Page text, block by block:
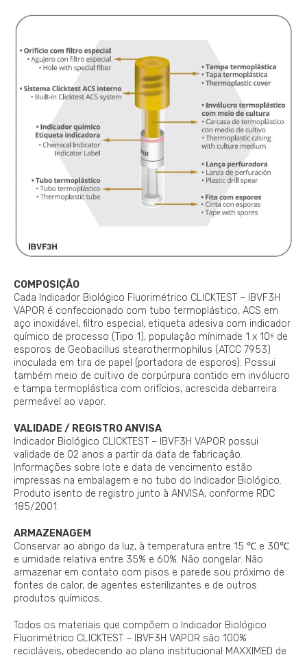
COMPOSIÇÃO
Cada Indicador Biológico Fluorimétrico CLICKTEST – IBVF3H
VAPOR é confeccionado com tubo termoplástico, ACS em
aço inoxidável, filtro especial, etiqueta adesiva com indicador
químico de processo (Tipo 1), população mínimade 1 x 10⁶ de
esporos de Geobacillus stearothermophilus (ATCC 7953)
inoculada em tira de papel (portadora de esporos). Possui
também meio de cultivo de corpúrpura contido em invólucro
e tampa termoplástica com orifícios, acrescida debarreira
permeável ao vapor.
VALIDADE / REGISTRO ANVISA
Indicador Biológico CLICKTEST – IBVF3H VAPOR possui
validade de 02 anos a partir da data de fabricação.
Informações sobre lote e data de vencimento estão
impressas na embalagem e no tubo do Indicador Biológico.
Produto isento de registro junto à ANVISA, conforme RDC
185/2001.
ARMAZENAGEM
Conservar ao abrigo da luz, à temperatura entre 15 ℃ e 30℃
e umidade relativa entre 35% e 60%. Não congelar. Não
armazenar em contato com pisos e parede sou próximo de
fontes de calor, de agentes esterilizantes e de outros
produtos químicos.
Todos os materiais que compõem o Indicador Biológico
Fluorimétrico CLICKTEST – IBVF3H VAPOR são 100%
recicláveis, obedecendo ao plano institucional MAXXIMED de